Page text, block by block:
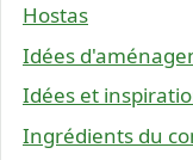
Hostas
Idées
Idées et
Ingrédients du